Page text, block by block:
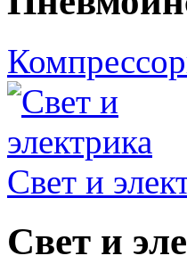
Свет и
Свет и